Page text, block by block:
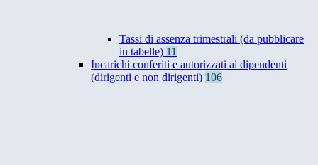
Tassi di assenza trimestrali (da pubblicare
in tabelle) 11
Incarichi conferiti e autorizzati ai dipendenti
(dirigenti e non dirigenti) 106